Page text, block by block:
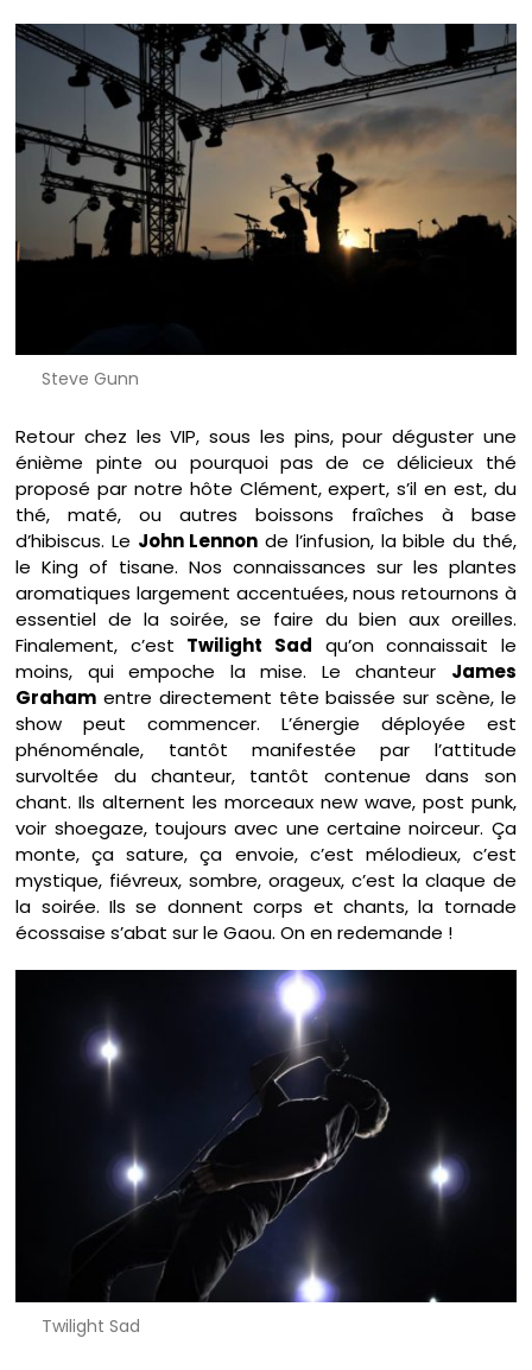
Steve Gunn
Retour chez les VIP, sous les pins, pour déguster une
énième pinte ou pourquoi pas de ce délicieux thé
proposé par notre hôte Clément, expert, s’il en est, du
thé, maté, ou autres boissons fraîches à base
d’hibiscus. Le John Lennon de l’infusion, la bible du thé,
le King of tisane. Nos connaissances sur les plantes
aromatiques largement accentuées, nous retournons à
essentiel de la soirée, se faire du bien aux oreilles.
Finalement, c’est Twilight Sad qu’on connaissait le
moins, qui empoche la mise. Le chanteur James
Graham entre directement tête baissée sur scène, le
show peut commencer. L’énergie déployée est
phénoménale, tantôt manifestée par l’attitude
survoltée du chanteur, tantôt contenue dans son
chant. Ils alternent les morceaux new wave, post punk,
voir shoegaze, toujours avec une certaine noirceur. Ça
monte, ça sature, ça envoie, c’est mélodieux, c’est
mystique, fiévreux, sombre, orageux, c’est la claque de
la soirée. Ils se donnent corps et chants, la tornade
écossaise s’abat sur le Gaou. On en redemande !
Twilight Sad